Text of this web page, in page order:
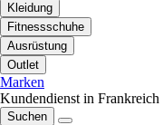
Kleidung
Fitnessschuhe
Ausrüstung
Outlet
Marken
Kundendienst in Frankreich
Suchen